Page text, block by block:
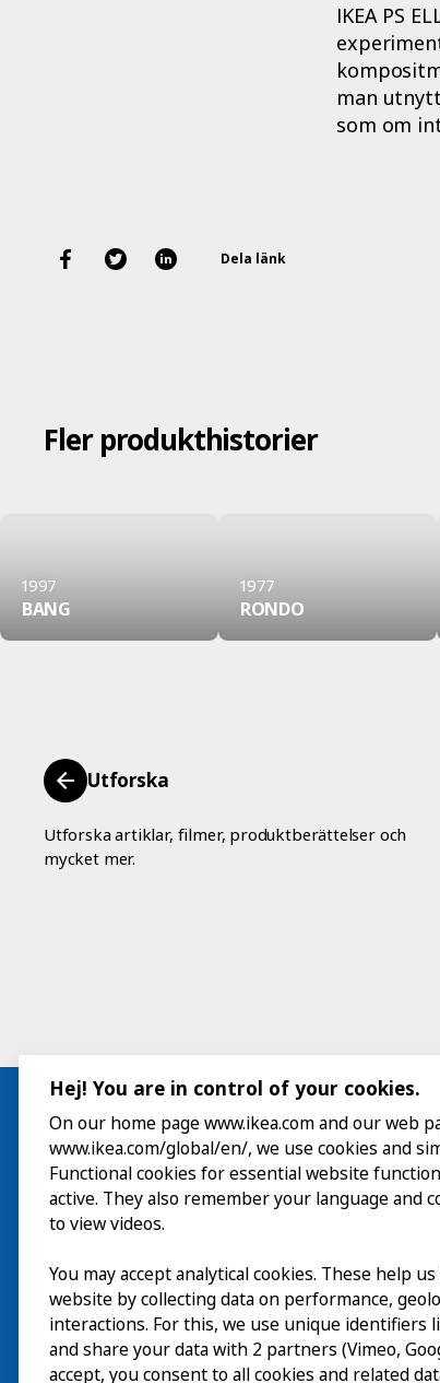
IKEA PS
man
som om
Dela länk
Fler produkthistorier
1997
BANG
1977
RONDO
Utforska
Utforska artiklar, filmer, produktberättelser och
mycket mer.
Besök
Utforska
På gång
Om
Hej! You are in control of your cookies.
On our home page www.ikea.com and our web
www.ikea.com/global/en/, we use cookies and
Functional cookies for essential website
active. They also remember your language and
to view videos.
You may accept analytical cookies. These help
website by collecting data on performance,
interactions. For this, we use unique identifiers
and share your data with 2 partners (Vimeo,
accept, you consent to all cookies and related